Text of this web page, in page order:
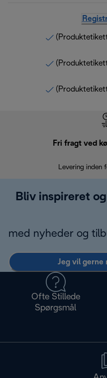
Fri fragt ved
Levering inden
Bliv inspireret
med nyheder og
Jeg vil gerne
Ofte Stillede
Spørgsmål